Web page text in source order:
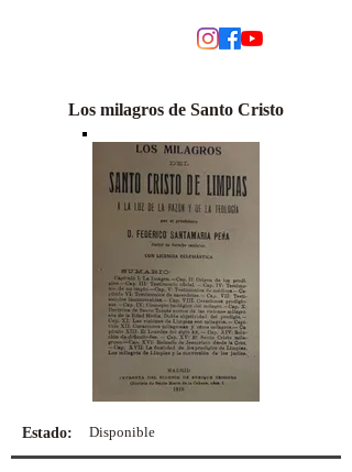
Los milagros de Santo Cristo
Estado: Disponible